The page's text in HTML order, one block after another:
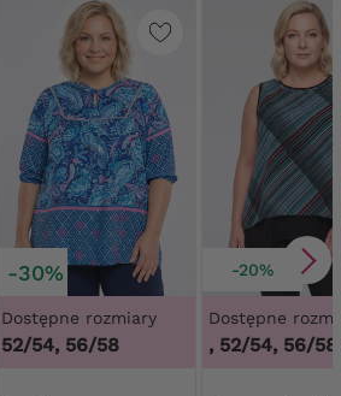
48/50, 52/54, 56/58, 60/62
-30%
Dostępne rozmiary
52/54, 56/58
-20%
NOWOŚĆ
Dostępne
48/50, 52/54, 56/